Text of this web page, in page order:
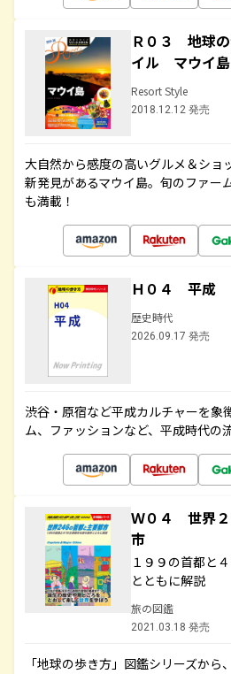
Ｒ０３ 地球
イル マウイ
Resort Style
2018.12.12 発売
大自然から感度の高いグルメ＆ショ
新発見があるマウイ島。旬のファー
も満載！
Ｈ０４ 平成
歴史時代
2026.09.17 発売
渋谷・原宿など平成カルチャーを象
ム、ファッションなど、平成時代の
Ｗ０４ 世界２
市
１９９の首都と
とともに解説
旅の図鑑
2021.03.18 発売
「地球の歩き方」図鑑シリーズから